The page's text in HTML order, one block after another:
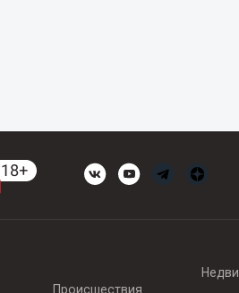
Происшествия